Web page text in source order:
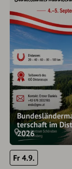
terschaft im
2026
Fr 4.9.